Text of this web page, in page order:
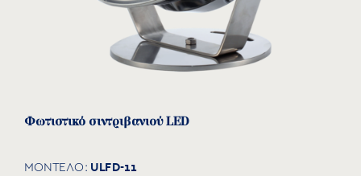
Φωτιστικό σιντριβανιού LED
ΜΟΝΤΕΛΟ: ULFD-11